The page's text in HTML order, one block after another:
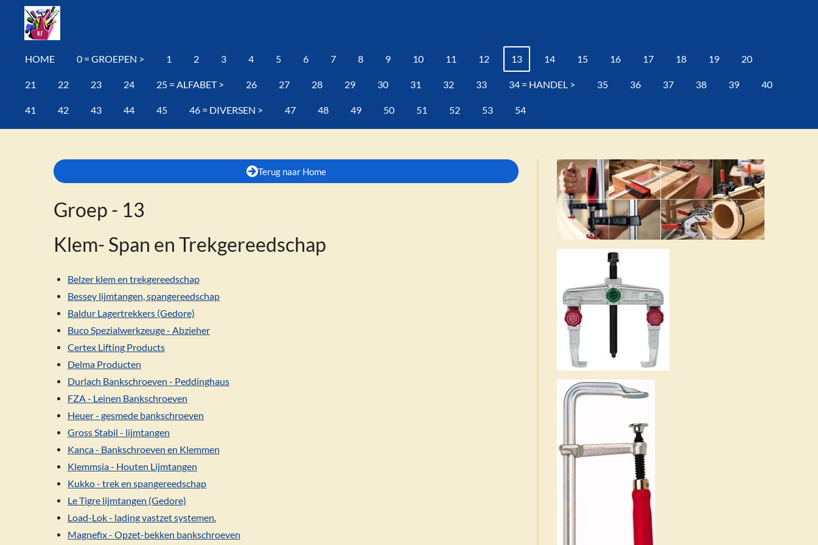
direct
hoofdinhoud
HOME 0 = GROEPEN > 1 2 3 4 5 6 7 8 9 10 11 12 13 14 15 16 17 18 19 20
21 22 23 24 25 = ALFABET > 26 27 28 29 30 31 32 33 34 = HANDEL > 35 36 37 38 39 40
41 42 43 44 45 46 = DIVERSEN > 47 48 49 50 51 52 53 54
Terug naar Home
Groep - 13
Klem- Span en Trekgereedschap
Belzer klem en trekgereedschap
Bessey lijmtangen, spangereedschap
Baldur Lagertrekkers (Gedore)
Buco Spezialwerkzeuge - Abzieher
Certex Lifting Products
Delma Producten
Durlach Bankschroeven - Peddinghaus
FZA - Leinen Bankschroeven
Heuer - gesmede bankschroeven
Gross Stabil - lijmtangen
Kanca - Bankschroeven en Klemmen
Klemmsia - Houten Lijmtangen
Kukko - trek en spangereedschap
Le Tigre lijmtangen (Gedore)
Load-Lok - lading vastzet systemen.
Magnefix - Opzet-bekken bankschroeven